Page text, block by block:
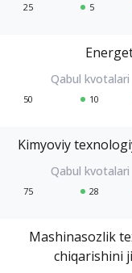
25 5
50 10
Kimyoviy
75 28
Mashinasozlik
chiqarishini